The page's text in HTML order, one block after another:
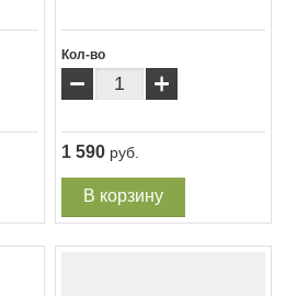
Кол-во
− +
1 590 руб.
В корзину